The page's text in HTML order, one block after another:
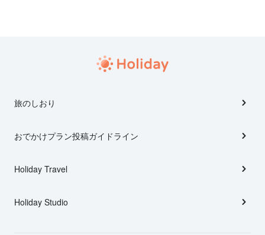
旅のしおり
おでかけプラン投稿ガイドライン
Holiday Travel
Holiday Studio